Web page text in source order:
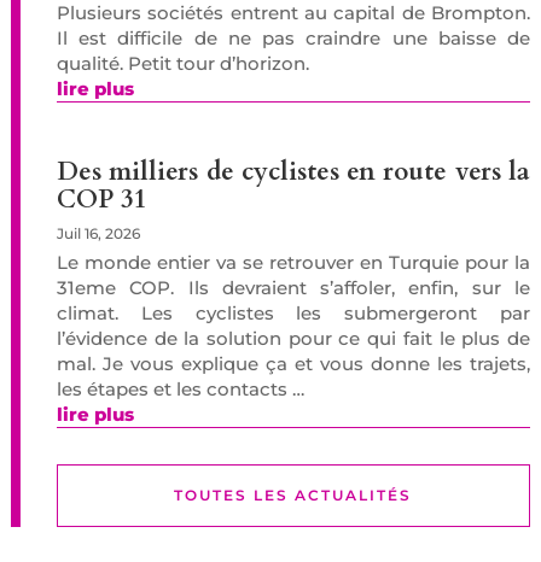
Plusieurs sociétés entrent au capital de Brompton.
Il est difficile de ne pas craindre une baisse de
qualité. Petit tour d’horizon.
lire plus
Des milliers de cyclistes en route vers la
COP 31
Juil 16, 2026
Le monde entier va se retrouver en Turquie pour la
31eme COP. Ils devraient s’affoler, enfin, sur le
climat. Les cyclistes les submergeront par
l’évidence de la solution pour ce qui fait le plus de
mal. Je vous explique ça et vous donne les trajets,
les étapes et les contacts …
lire plus
TOUTES LES ACTUALITÉS